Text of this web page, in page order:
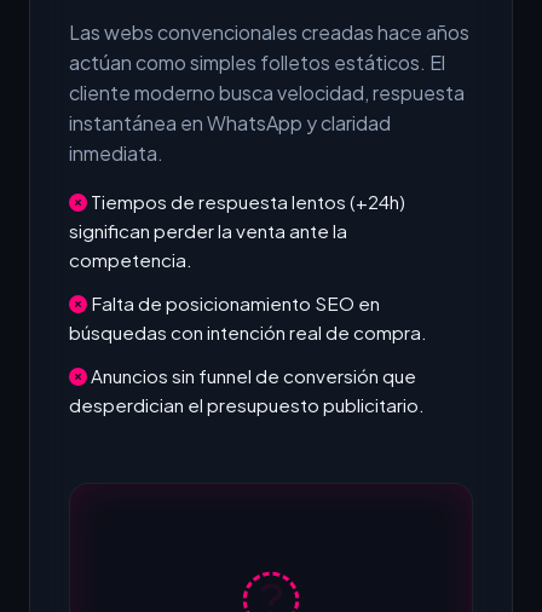
Las webs convencionales creadas hace años
actúan como simples folletos estáticos. El
cliente moderno busca velocidad, respuesta
instantánea en WhatsApp y claridad
inmediata.
Tiempos de respuesta lentos (+24h)
significan perder la venta ante la
competencia.
Falta de posicionamiento SEO en
búsquedas con intención real de compra.
Anuncios sin funnel de conversión que
desperdician el presupuesto publicitario.